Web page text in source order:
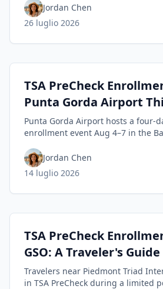
status today.
Jordan Chen
26 luglio 2026
TSA PreCheck
Punta Gorda Airport
Punta Gorda Airport hosts a four-
enrollment event Aug 4–7 in the
Jordan Chen
14 luglio 2026
TSA PreCheck
GSO: A Traveler's Guide
Travelers near Piedmont Triad
in TSA PreCheck during a limited